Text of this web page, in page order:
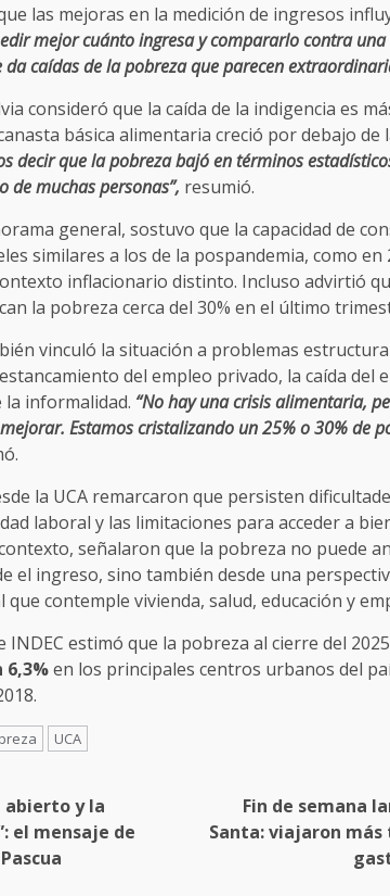
las mejoras en la medición de ingresos
mejor cuánto ingresa y compararlo contra
caídas de la pobreza que parecen
consideró que la caída de la indigencia es
básica alimentaria creció por debajo de
decir que la pobreza bajó en términos
de muchas personas”, resumió.
general, sostuvo que la capacidad de
similares a los de la pospandemia, como en
inflacionario distinto. Incluso advirtió
la pobreza cerca del 30% en el último
vinculó la situación a problemas
del empleo privado, la caída del
la informalidad. “No hay una crisis alimentaria,
Estamos cristalizando un 25% o 30% de
la UCA remarcaron que persisten
laboral y las limitaciones para acceder a
señalaron que la pobreza no puede
el ingreso, sino también desde una
contemple vivienda, salud, educación y
INDEC estimó que la pobreza al cierre del
6,3%en los principales centros urbanos del
UCA
abierto y la
el mensaje de
Fin de semana
Santa: viajaron